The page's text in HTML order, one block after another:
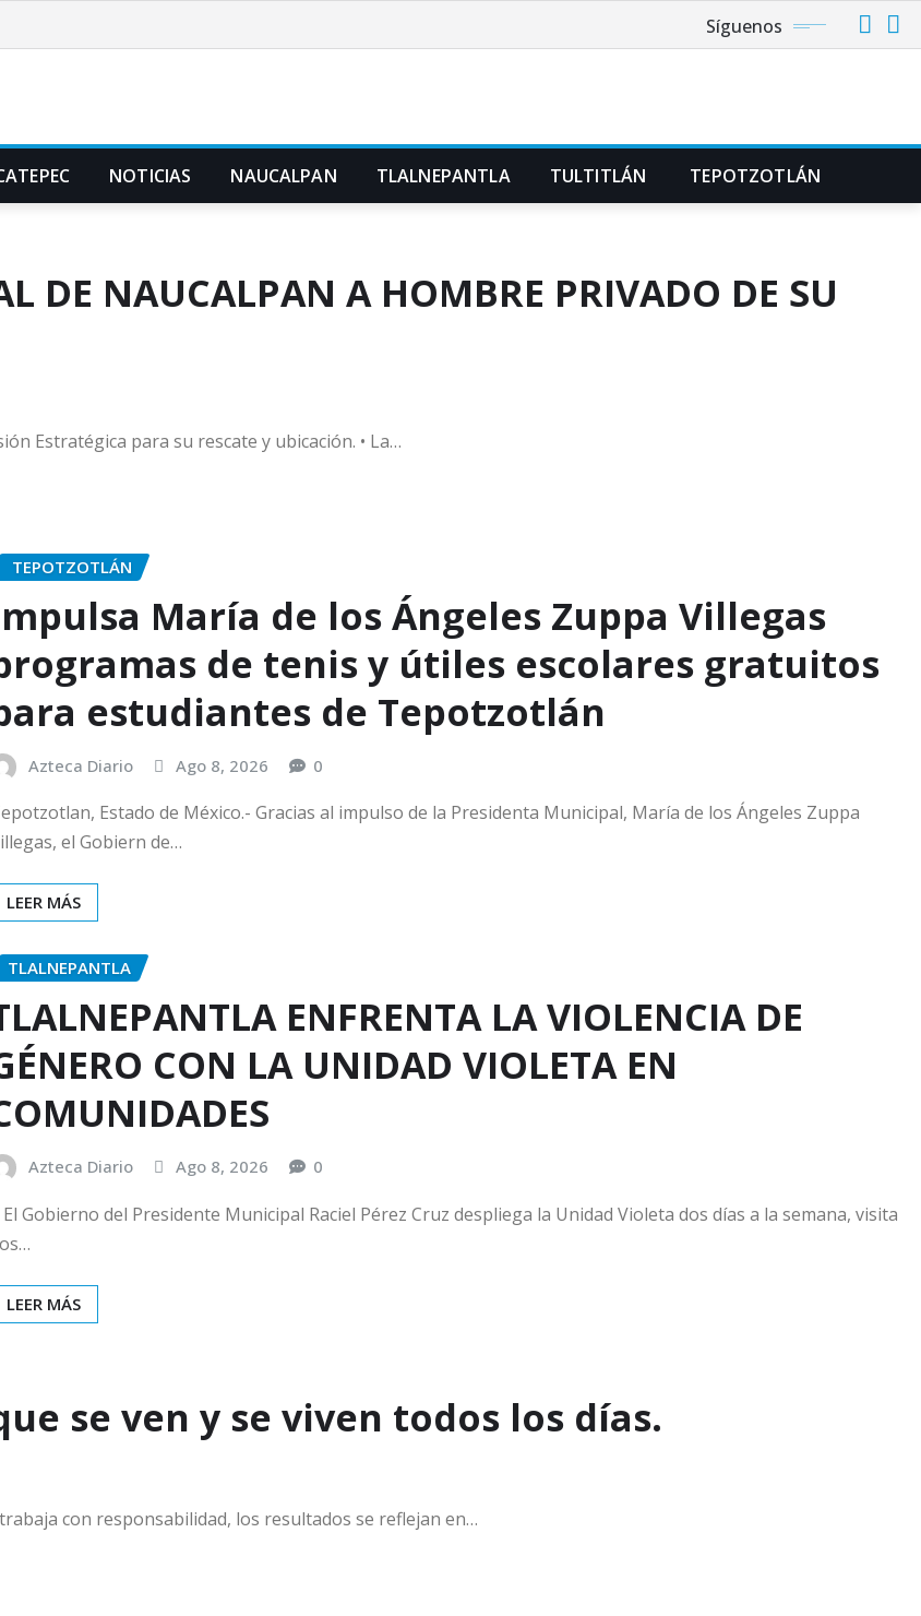
Síguenos
NOTICIAS NAUCALPAN TLALNEPANTLA TULTITLÁN TEPOTZOTLÁN
DE NAUCALPAN A HOMBRE PRIVADO DE SU
Estratégica para su rescate y ubicación. •⁠ ⁠La…
TEPOTZOTLÁN
María de los Ángeles Zuppa Villegas
de tenis y útiles escolares gratuitos
estudiantes de Tepotzotlán
Azteca Diario Ago 8, 2026 0
Estado de México.- Gracias al impulso de la Presidenta Municipal, María de los Ángeles Zuppa
el Gobiern de…
LEER MÁS
TLALNEPANTLA
ENFRENTA LA VIOLENCIA DE
CON LA UNIDAD VIOLETA EN
Azteca Diario Ago 8, 2026 0
​El Gobierno del Presidente Municipal Raciel Pérez Cruz despliega la Unidad Violeta dos días a la semana, visita
LEER MÁS
se ven y se viven todos los días.
con responsabilidad, los resultados se reflejan en…